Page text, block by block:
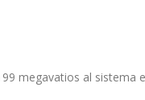
megavatios al sistema